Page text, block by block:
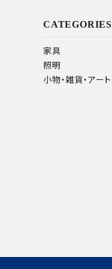
CATEGORIES
家具
照明
小物・雑貨・アート